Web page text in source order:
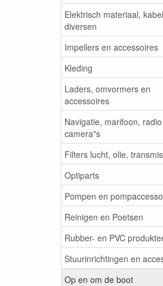
Elektrisch materiaal,
diversen
Impellers en accessoires
Kleding
Laders, omvormers en
accessoires
Navigatie, marifoon,
camera"s
Filters lucht, olie,
Optiparts
Pompen en
Reinigen en Poetsen
Rubber- en PVC
Stuurinrichtingen en
Op en om de boot